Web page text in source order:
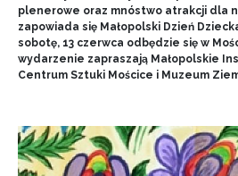
plenerowe oraz mnóstwo atrakcji dla
zapowiada się Małopolski Dzień
sobotę, 13 czerwca odbędzie się w
wydarzenie zapraszają Małopolskie
Centrum Sztuki Mościce i Muzeum